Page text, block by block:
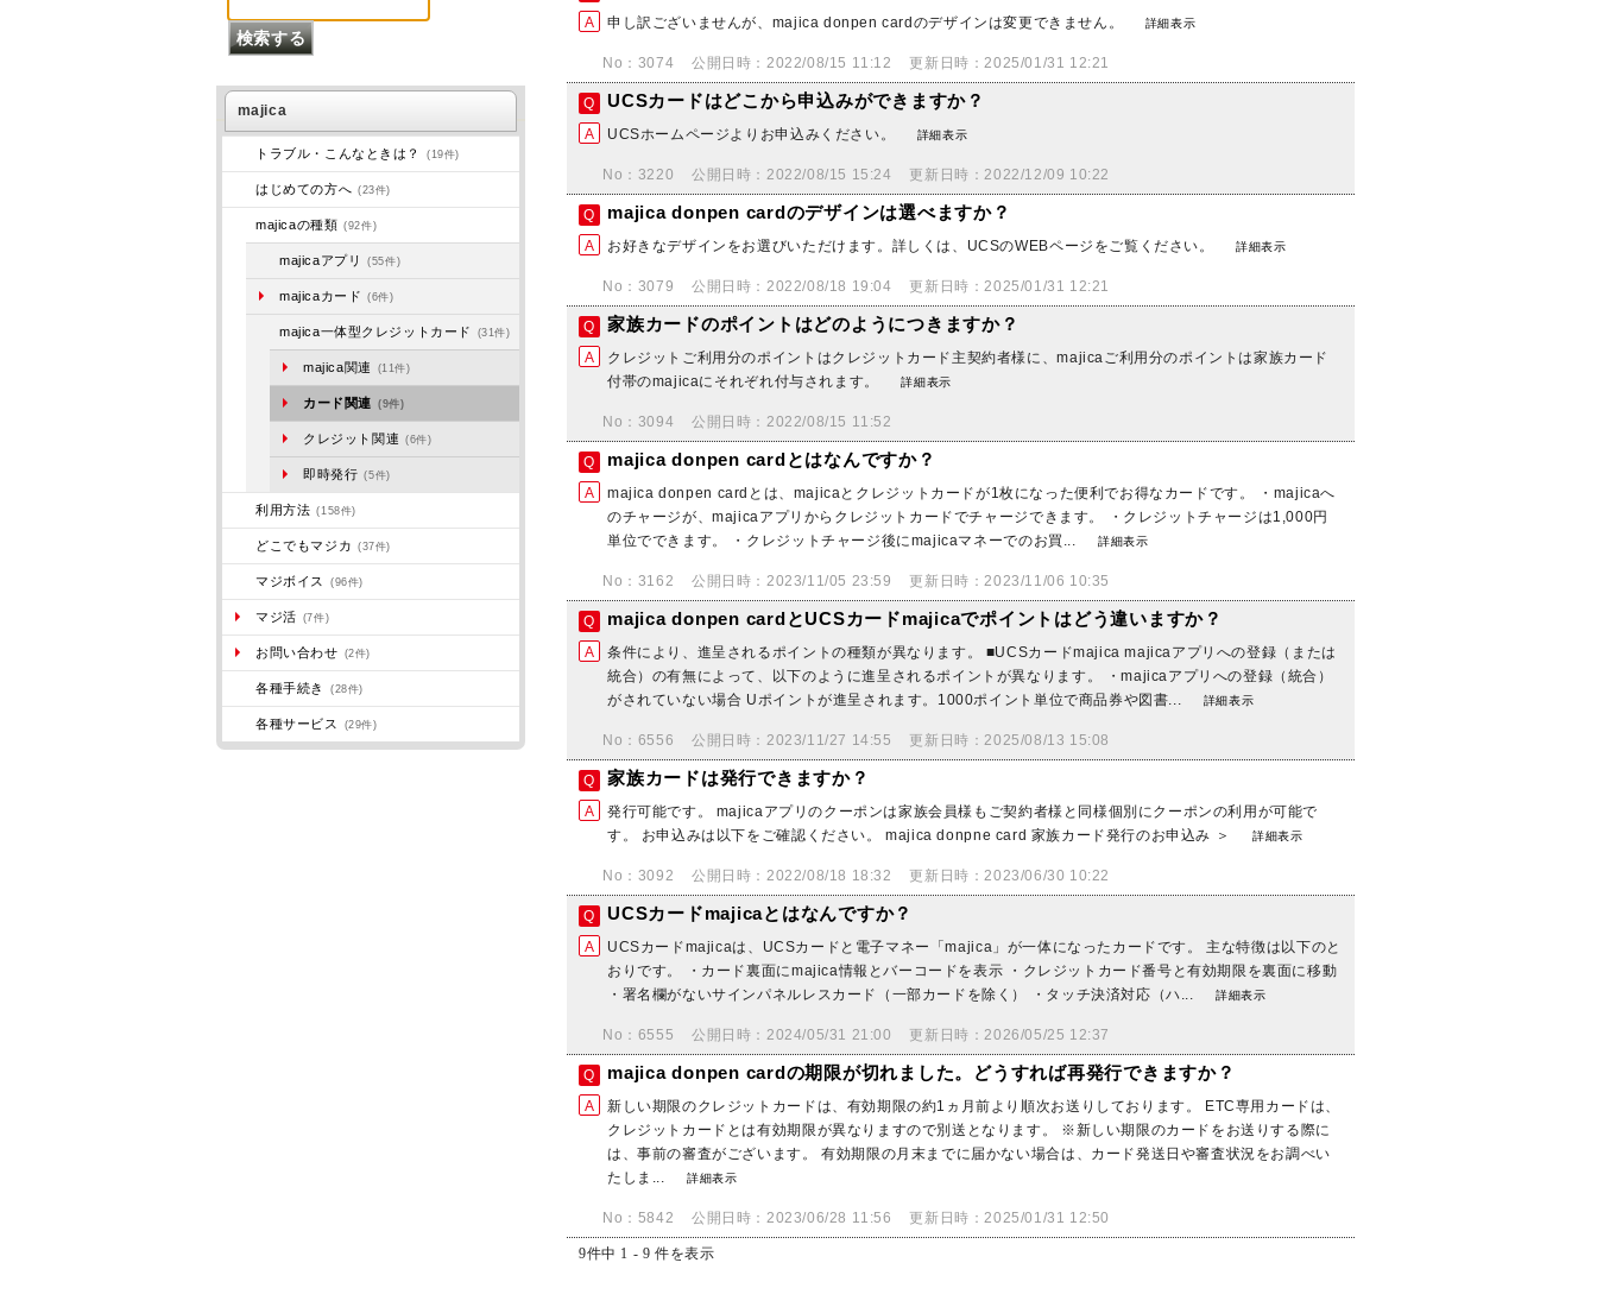
majica
トラブル・こんなときは？ (19件)
はじめての方へ (23件)
majicaの種類 (92件)
majicaアプリ (55件)
majicaカード (6件)
majica一体型クレジットカード (31件)
majica関連 (11件)
カード関連 (9件)
クレジット関連 (6件)
即時発行 (5件)
利用方法 (158件)
どこでもマジカ (37件)
マジボイス (96件)
マジ活 (7件)
お問い合わせ (2件)
各種手続き (28件)
各種サービス (29件)
申し訳ございませんが、majica donpen cardのデザインは変更できません。 詳細表示
No：3074 公開日時：2022/08/15 11:12 更新日時：2025/01/31 12:21
UCSカードはどこから申込みができますか？
UCSホームページよりお申込みください。 詳細表示
No：3220 公開日時：2022/08/15 15:24 更新日時：2022/12/09 10:22
majica donpen cardのデザインは選べますか？
お好きなデザインをお選びいただけます。詳しくは、UCSのWEBページをご覧ください。 詳細表示
No：3079 公開日時：2022/08/18 19:04 更新日時：2025/01/31 12:21
家族カードのポイントはどのようにつきますか？
クレジットご利用分のポイントはクレジットカード主契約者様に、majicaご利用分のポイントは家族カード
付帯のmajicaにそれぞれ付与されます。
詳細表示
No：3094 公開日時：2022/08/15 11:52
majica donpen cardとはなんですか？
majica donpen cardとは、majicaとクレジットカードが1枚になった便利でお得なカードです。 ・majicaへ
のチャージが、majicaアプリからクレジットカードでチャージできます。 ・クレジットチャージは1,000円
単位でできます。 ・クレジットチャージ後にmajicaマネーでのお買...
詳細表示
No：3162 公開日時：2023/11/05 23:59 更新日時：2023/11/06 10:35
majica donpen cardとUCSカードmajicaでポイントはどう違いますか？
条件により、進呈されるポイントの種類が異なります。 ■UCSカードmajica majicaアプリへの登録（または
統合）の有無によって、以下のように進呈されるポイントが異なります。 ・majicaアプリへの登録（統合）
がされていない場合 Uポイントが進呈されます。1000ポイント単位で商品券や図書...
詳細表示
No：6556 公開日時：2023/11/27 14:55 更新日時：2025/08/13 15:08
家族カードは発行できますか？
発行可能です。 majicaアプリのクーポンは家族会員様もご契約者様と同様個別にクーポンの利用が可能で
す。 お申込みは以下をご確認ください。 majica donpne card 家族カード発行のお申込み ＞
詳細表示
No：3092 公開日時：2022/08/18 18:32 更新日時：2023/06/30 10:22
UCSカードmajicaとはなんですか？
UCSカードmajicaは、UCSカードと電子マネー「majica」が一体になったカードです。 主な特徴は以下のと
おりです。 ・カード裏面にmajica情報とバーコードを表示 ・クレジットカード番号と有効期限を裏面に移動
・署名欄がないサインパネルレスカード（一部カードを除く） ・タッチ決済対応（ハ...
詳細表示
No：6555 公開日時：2024/05/31 21:00 更新日時：2026/05/25 12:37
majica donpen cardの期限が切れました。どうすれば再発行できますか？
新しい期限のクレジットカードは、有効期限の約1ヵ月前より順次お送りしております。 ETC専用カードは、
クレジットカードとは有効期限が異なりますので別送となります。 ※新しい期限のカードをお送りする際に
は、事前の審査がございます。 有効期限の月末までに届かない場合は、カード発送日や審査状況をお調べい
たしま...
詳細表示
No：5842 公開日時：2023/06/28 11:56 更新日時：2025/01/31 12:50
9件中 1 - 9 件を表示